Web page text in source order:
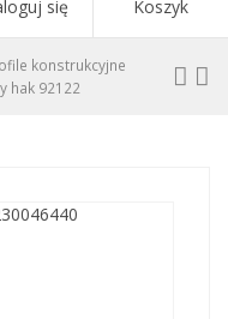
się Koszyk
konstrukcyjne
hak 92122